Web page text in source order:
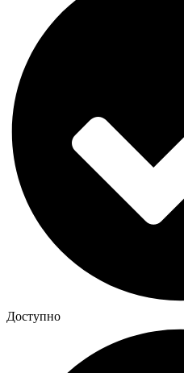
Доступно